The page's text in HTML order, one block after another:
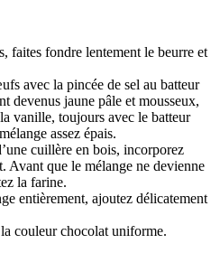
faites fondre lentement le beurre et
avec la pincée de sel au batteur
devenus jaune pâle et mousseux,
vanille, toujours avec le batteur
assez épais.
cuillère en bois, incorporez
Avant que le mélange ne devienne
la farine.
entièrement, ajoutez délicatement
couleur chocolat uniforme.